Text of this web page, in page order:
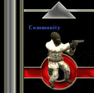
Community